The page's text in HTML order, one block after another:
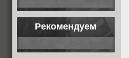
Рекомендуем